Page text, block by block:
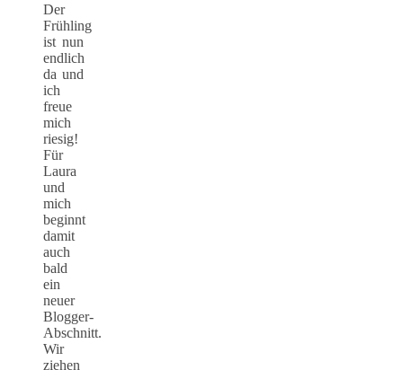
Der
Frühling
ist nun
endlich
da und
ich
freue
mich
riesig!
Für
Laura
und
mich
beginnt
damit
auch
bald
ein
neuer
Blogger-
Abschnitt.
Wir
ziehen